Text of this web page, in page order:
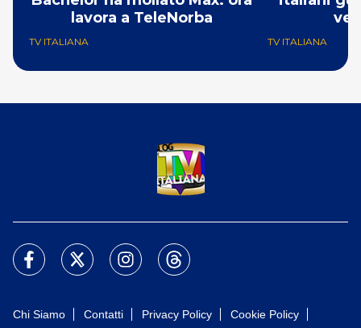
lavora a TeleNorba
TV ITALIANA TV ITALIANA
Chi Siamo Contatti Privacy Policy
Cookie Policy